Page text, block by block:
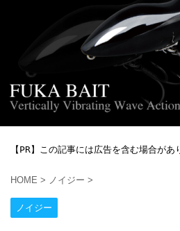
【PR】この記事には広告を含む場合があ
HOME > ノイジー >
ノイジー